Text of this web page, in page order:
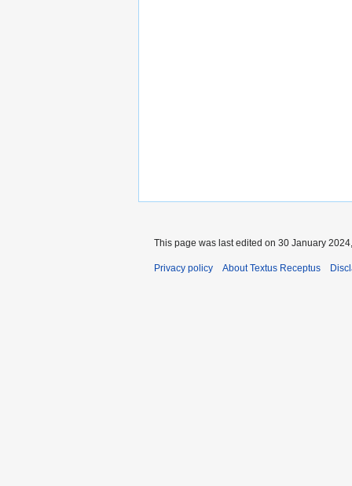
This page was last edited on 30 January
Privacy policy About Textus Receptus